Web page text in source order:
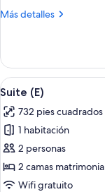
Más detalles
Más
(L)
Abrir
todas
las
fotos
de
Suite
(E)
4
Suite (E)
732 pies cuadrados
1 habitación
2 personas
2 camas
Wifi gratuito